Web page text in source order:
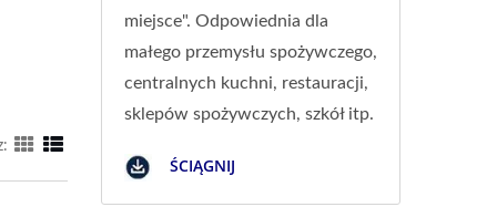
miejsce". Odpowiednia dla
małego przemysłu spożywczego,
centralnych kuchni, restauracji,
sklepów spożywczych, szkół itp.
ŚCIĄGNIJ